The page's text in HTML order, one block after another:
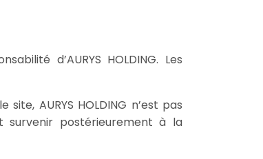
d’AURYS HOLDING. Les
AURYS HOLDING n’est pas
survenir postérieurement à la